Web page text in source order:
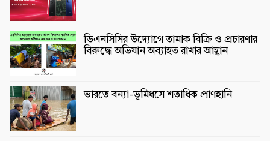
ডিএনসিসির উদ্যোগে তামাক বিক্রি ও প্রচারণার
বিরুদ্ধে অভিযান অব্যাহত রাখার আহ্বান
ভারতে বন্যা-ভূমিধসে শতাধিক প্রাণহানি